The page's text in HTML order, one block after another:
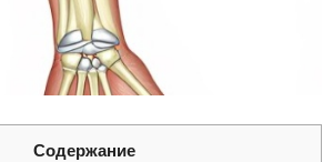
Содержание